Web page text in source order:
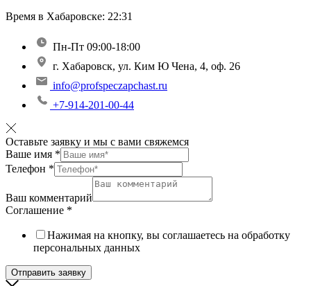
Время в Хабаровске: 22:31
Пн-Пт 09:00-18:00
г. Хабаровск, ул. Ким Ю Чена, 4, оф. 26
info@profspeczapchast.ru
+7-914-201-00-44
Оставьте заявку и мы с вами свяжемся
Ваше имя *
Телефон *
Ваш комментарий
Соглашение *
Нажимая на кнопку, вы соглашаетесь на обработку
персональных данных
Отправить заявку